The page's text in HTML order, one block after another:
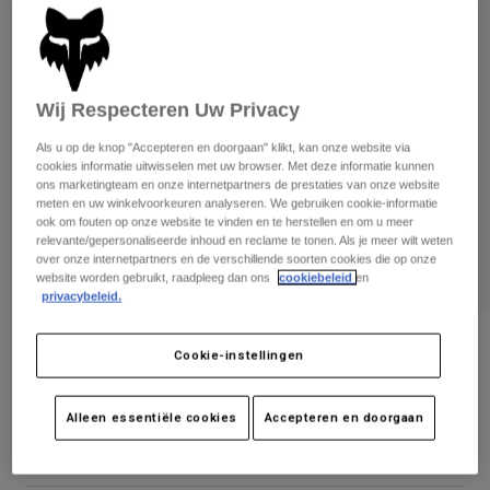
Broeken
Korte broeken
Jassen
Handschoenen
Beschermingen
Accessoires
Onderdelen
Broeken
Protections
Brillen
Sokken
Spare parts
Overhemden
Alles bekijken
Women
T-Shirts & Tops
Hoodies en truien
Jassen
Alles bekijken
Beschermers
Brillen
Socks
Alles bekijken
Moto
Helmen
Shirts
Pants
Beschermers
Boardshort Overhead 18 inch
Artikelnummer32313
Price reduced from
€ 59,99to€ 30,00 50% OFF
Wij Respecteren Uw Privacy
Als u op de knop "Accepteren en doorgaan" klikt, kan onze website via
cookies informatie uitwisselen met uw browser. Met deze informatie kunnen
ons marketingteam en onze internetpartners de prestaties van onze website
meten en uw winkelvoorkeuren analyseren. We gebruiken cookie-informatie
ook om fouten op onze website te vinden en te herstellen en om u meer
relevante/gepersonaliseerde inhoud en reclame te tonen. Als je meer wilt weten
over onze internetpartners en de verschillende soorten cookies die op onze
website worden gebruikt, raadpleeg dan ons
cookiebeleid en
privacybeleid.
Cookie-instellingen
Alleen essentiële cookies Accepteren en doorgaan